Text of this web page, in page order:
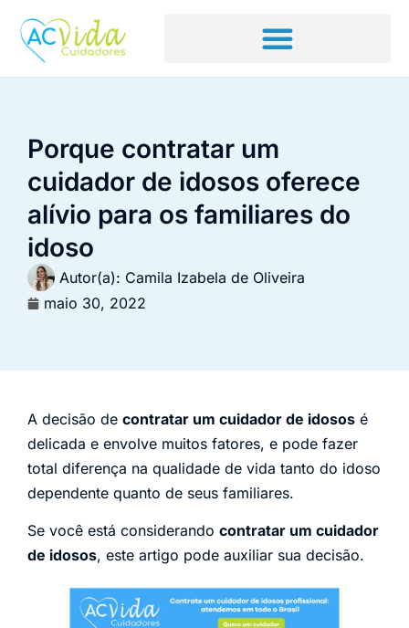
Porque contratar um
cuidador de idosos oferece
alívio para os familiares do
idoso
Autor(a): Camila Izabela de Oliveira
maio 30, 2022
A decisão de contratar um cuidador de idosos é
delicada e envolve muitos fatores, e pode fazer
total diferença na qualidade de vida tanto do idoso
dependente quanto de seus familiares.
Se você está considerando contratar um cuidador
de idosos, este artigo pode auxiliar sua decisão.